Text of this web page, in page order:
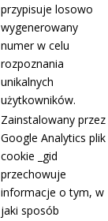
przypisuje losowo
wygenerowany
numer w celu
rozpoznania
unikalnych
użytkowników.
Zainstalowany przez
Google Analytics plik
cookie _gid
przechowuje
informacje o tym, w
jaki sposób